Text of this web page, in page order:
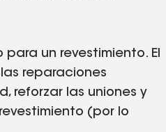
un revestimiento. El
reparaciones
reforzar las uniones y
(por lo